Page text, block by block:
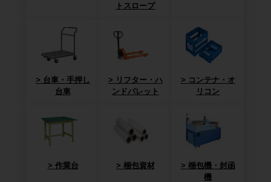
トスロープ
台車・手押し
台車
リフター・ハ
ンドパレット
コンテナ・オ
リコン
作業台 梱包資材
梱包機・封函
機